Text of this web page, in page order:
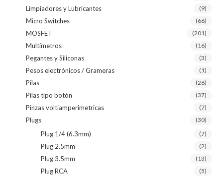
Limpiadores y Lubricantes (9)
Micro Switches (66)
MOSFET (201)
Multímetros (16)
Pegantes y Siliconas (3)
Pesos electrónicos / Grameras (1)
Pilas (26)
Pilas tipo botón (37)
Pinzas voltiamperimetricas (7)
Plugs (30)
Plug 1/4 (6.3mm) (7)
Plug 2.5mm (2)
Plug 3.5mm (13)
Plug RCA (5)